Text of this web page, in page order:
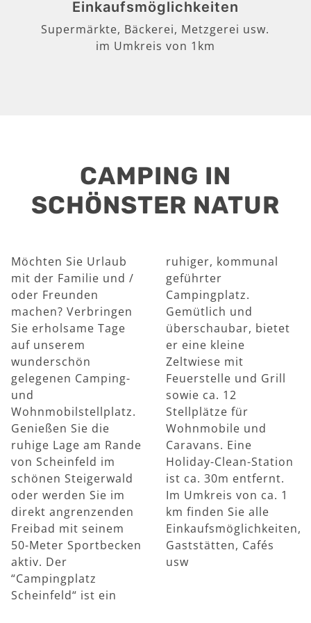
Einkaufsmöglichkeiten
Supermärkte, Bäckerei, Metzgerei usw.
im Umkreis von 1km
CAMPING IN
SCHÖNSTER NATUR
Möchten Sie Urlaub
mit der Familie und /
oder Freunden
machen? Verbringen
Sie erholsame Tage
auf unserem
wunderschön
gelegenen Camping-
und
Wohnmobilstellplatz.
Genießen Sie die
ruhige Lage am Rande
von Scheinfeld im
schönen Steigerwald
oder werden Sie im
direkt angrenzenden
Freibad mit seinem
50-Meter Sportbecken
aktiv. Der
“Campingplatz
Scheinfeld“ ist ein
ruhiger, kommunal
geführter
Campingplatz.
Gemütlich und
überschaubar, bietet
er eine kleine
Zeltwiese mit
Feuerstelle und Grill
sowie ca. 12
Stellplätze für
Wohnmobile und
Caravans. Eine
Holiday-Clean-Station
ist ca. 30m entfernt.
Im Umkreis von ca. 1
km finden Sie alle
Einkaufsmöglichkeiten,
Gaststätten, Cafés
usw